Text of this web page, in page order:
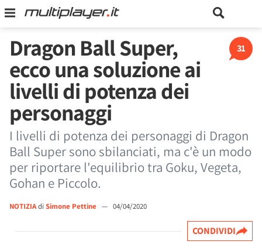
31
Dragon Ball Super,
ecco una soluzione ai
livelli di potenza dei
personaggi
I livelli di potenza dei personaggi di Dragon
Ball Super sono sbilanciati, ma c'è un modo
per riportare l'equilibrio tra Goku, Vegeta,
Gohan e Piccolo.
NOTIZIAdi Simone Pettine — 04/04/2020
CONDIVIDI